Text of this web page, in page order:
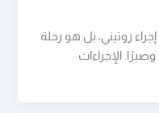
روتيني، بل هو رحلة
الإجراءات